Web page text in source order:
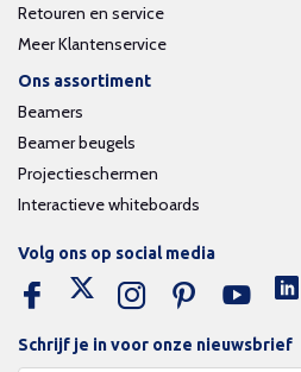
Retouren en service
Meer Klantenservice
Ons assortiment
Beamers
Beamer beugels
Projectieschermen
Interactieve whiteboards
Schrijf je in voor onze nieuwsbrief
Volg ons op social media